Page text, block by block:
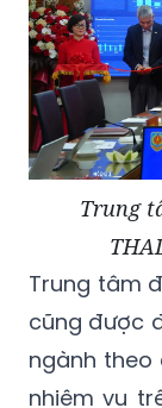
Trung
Trung tâm
cũng được
ngành theo
nhiệm vụ